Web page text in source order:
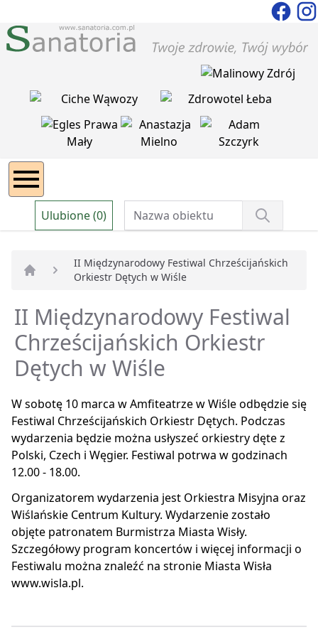
Ulubione (0)
Strona główna
II Międzynarodowy Festiwal Chrześcijańskich
Orkiestr Dętych w Wiśle
II Międzynarodowy Festiwal
Chrześcijańskich Orkiestr
Dętych w Wiśle
W sobotę 10 marca w Amfiteatrze w Wiśle odbędzie się
Festiwal Chrześcijańskich Orkiestr Dętych. Podczas
wydarzenia będzie można usłyszeć orkiestry dęte z
Polski, Czech i Węgier. Festiwal potrwa w godzinach
12.00 - 18.00.
Organizatorem wydarzenia jest Orkiestra Misyjna oraz
Wiślańskie Centrum Kultury. Wydarzenie zostało
objęte patronatem Burmistrza Miasta Wisły.
Szczegółowy program koncertów i więcej informacji o
Festiwalu można znaleźć na stronie Miasta Wisła
www.wisla.pl.